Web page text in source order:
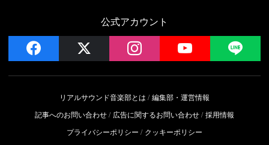
公式アカウント
facebook instagram YouTube
リアルサウンド音楽部とは
編集部・運営情報
記事へのお問い合わせ
広告に関するお問い合わせ 採用情報
プライバシーポリシー
クッキーポリシー